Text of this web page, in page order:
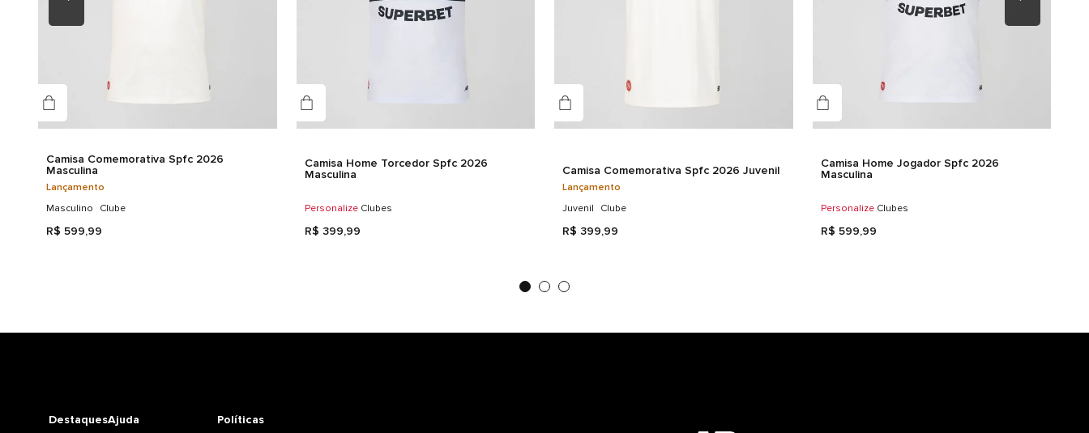
Camisa Comemorativa Spfc 2026
Masculina
Lançamento
Masculino
Clube
R$ 599,99
Camisa Home Torcedor Spfc 2026
Masculina
Personalize Clubes
R$ 399,99
Camisa Comemorativa Spfc 2026 Juvenil
Lançamento
Juvenil
Clube
R$ 399,99
Camisa Home Jogador Spfc 2026
Masculina
Personalize Clubes
R$ 599,99
DestaquesAjuda Políticas